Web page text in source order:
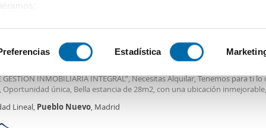
analizándolo activamente para buscar características
cómo se procesan sus datos personales y establezca
de datos. Puede cambiar o retirar su consentimiento en
Estadística
piso aire acondicionado Ciudad lineal
GESTIÓN INMOBILIARIA INTEGRAL”, Necesitas Alquilar, Tenemos para ti lo
Oportunidad única, Bella estancia de 28m2, con una ubicación
lugares para compartir, así como una excelente comunicación. Esta bella
ambiente y muy luminosa, se entrega totalmente amueblada y
Lineal, Pueblo Nuevo, Madrid